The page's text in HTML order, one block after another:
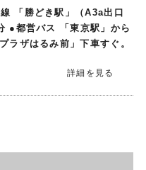
「勝どき駅」（A3a出口
●都営バス 「東京駅」から
ラザはるみ前」下車すぐ。
詳細を見る